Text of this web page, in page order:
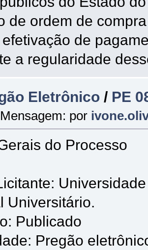
de ordem de
de
a regularidade
Eletrônico/ PE
por
do Processo
Universitário.
Publicado
Pregão